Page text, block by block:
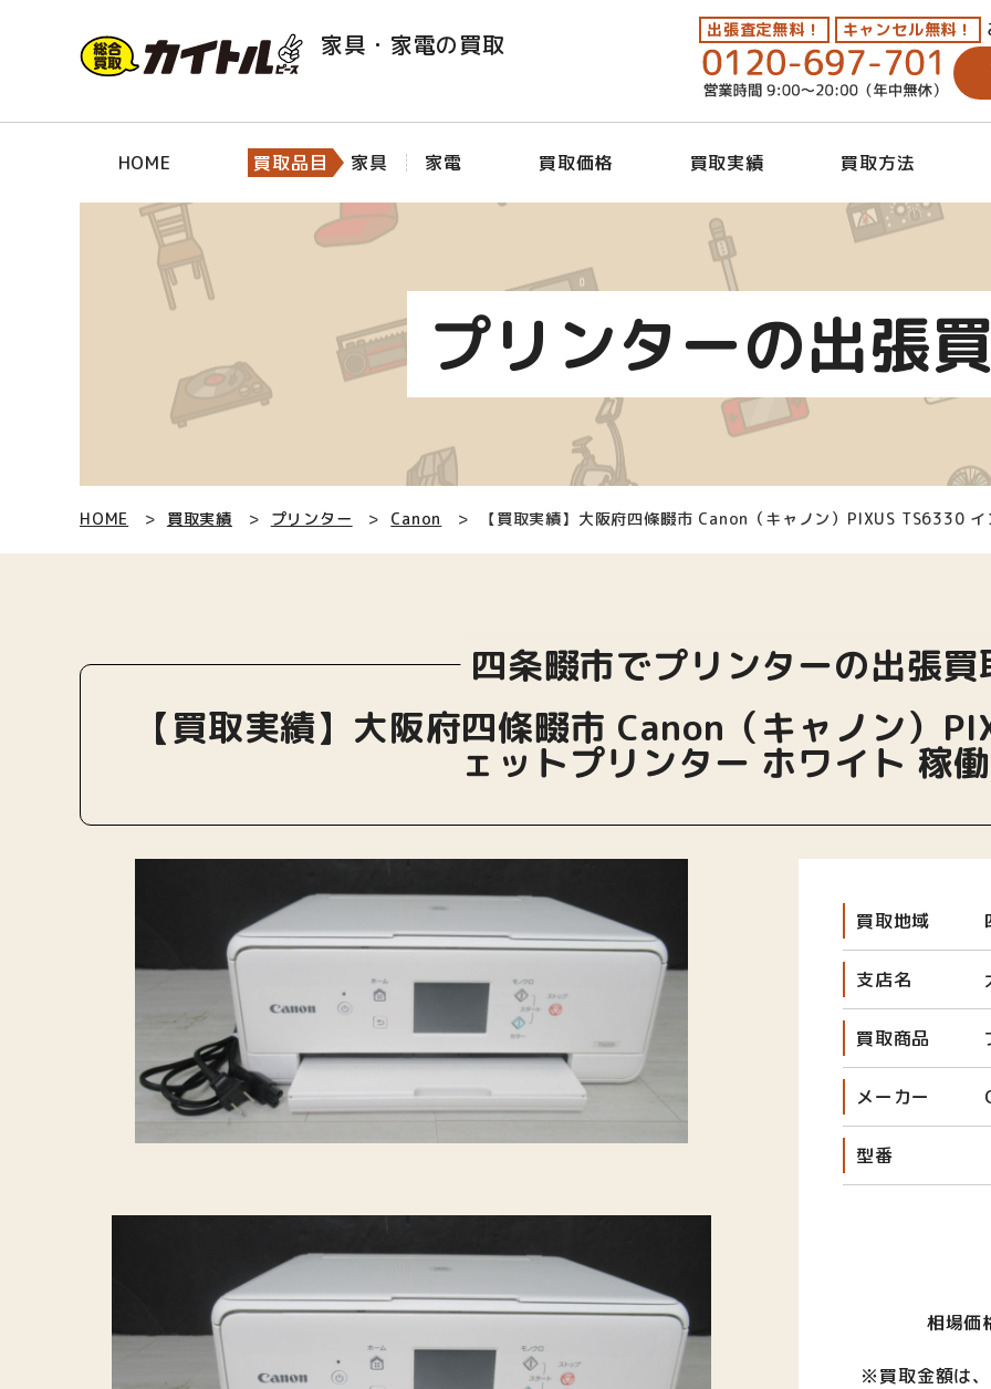
家具・家電の買取 出張査定無料！ キャンセル無料！
HOME 買取品目 家具 家電 買取価格 買取実績 買取方法
プリンターの出張
HOME 買取実績 プリンター Canon 【買取実績】大阪府四條畷市 Canon（キャノン）PIXUS TS6330
四条畷市でプリンターの出張買
【買取実績】大阪府四條畷市 Canon（キャノン）
ェットプリンター ホワイト 稼
買取地域
支店名
買取商品
メーカー
型番
相場価
※買取金額は